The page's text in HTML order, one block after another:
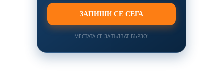
ЗАПИШИ СЕ СЕГА
МЕСТАТА СЕ ЗАПЪЛВАТ БЪРЗО!